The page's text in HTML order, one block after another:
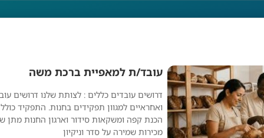
עובד/ת למאפיית ברכת משה
דרושים עובדים כללים : לצותת שלנו דרושים
ואחראיים למגוון תפקידים בחנות. התפקיד
הכנת קפה ומשקאות סידור וארגון החנות מתן
מכירות שמירה על סדר וניקיון
ת למאפיית ברכת